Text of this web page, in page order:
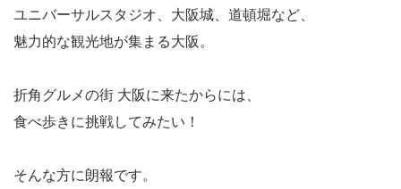
ユニバーサルスタジオ、大阪城、道頓堀など、
魅力的な観光地が集まる大阪。
折角グルメの街 大阪に来たからには、
食べ歩きに挑戦してみたい！
そんな方に朗報です。